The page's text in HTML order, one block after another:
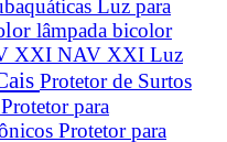
Luz para
lâmpada bicolor
XXI NAV XXI Luz
Protetor de Surtos
Protetor para
Protetor para